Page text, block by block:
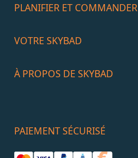
PLANIFIER ET COMMANDER
VOTRE SKYBAD
À PROPOS DE SKYBAD
PAIEMENT SÉCURISÉ